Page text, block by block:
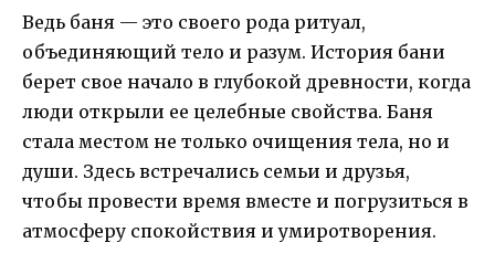
Ведь баня — это своего рода ритуал,
объединяющий тело и разум. История бани
берет свое начало в глубокой древности, когда
люди открыли ее целебные свойства. Баня
стала местом не только очищения тела, но и
души. Здесь встречались семьи и друзья,
чтобы провести время вместе и погрузиться в
атмосферу спокойствия и умиротворения.